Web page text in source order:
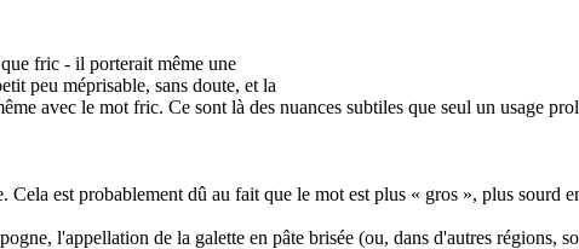
fric - il porterait même une
peu méprisable, sans doute, et la
avec le mot fric. Ce sont là des nuances subtiles que seul un usage
est probablement dû au fait que le mot est plus « gros », plus sourd
l'appellation de la galette en pâte brisée (ou, dans d'autres régions,